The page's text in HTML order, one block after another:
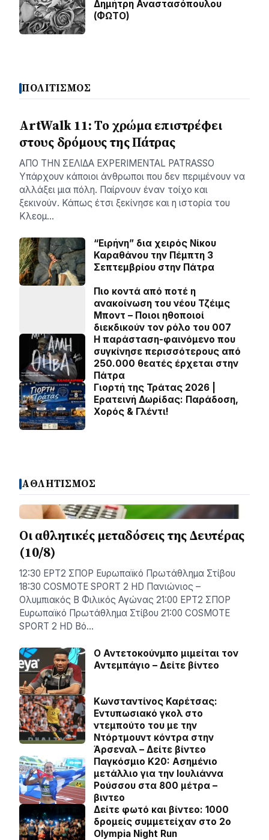
Δημήτρη Αναστασόπουλου
(ΦΩΤΟ)
ΠΟΛΙΤΙΣΜΟΣ
ArtWalk 11: Το χρώμα επιστρέφει
στους δρόμους της Πάτρας
AΠΟ ΤΗΝ ΣΕΛΙΔΑ EXPERIMENTAL PATRASSO
Υπάρχουν κάποιοι άνθρωποι που δεν περιμένουν να
αλλάξει μια πόλη. Παίρνουν έναν τοίχο και
ξεκινούν. Κάπως έτσι ξεκίνησε και η ιστορία του
Κλεομ…
“Ειρήνη” δια χειρός Νίκου
Καραθάνου την Πέμπτη 3
Σεπτεμβρίου στην Πάτρα
Πιο κοντά από ποτέ η
ανακοίνωση του νέου Τζέιμς
Μποντ – Ποιοι ηθοποιοί
διεκδικούν τον ρόλο του 007
Η παράσταση-φαινόμενο που
συγκίνησε περισσότερους από
250.000 θεατές έρχεται στην
Πάτρα
Γιορτή της Τράτας 2026 |
Ερατεινή Δωρίδας: Παράδοση,
Χορός & Γλέντι!
ΑΘΛΗΤΙΣΜΟΣ
Οι αθλητικές μεταδόσεις της Δευτέρας
(10/8)
12:30 ΕΡΤ2 ΣΠΟΡ Ευρωπαϊκό Πρωτάθλημα Στίβου
18:30 COSMOTE SPORT 2 HD Πανιώνιος –
Ολυμπιακός Β Φιλικός Αγώνας 21:00 ΕΡΤ2 ΣΠΟΡ
Ευρωπαϊκό Πρωτάθλημα Στίβου 21:00 COSMOTE
SPORT 2 HD Βό…
Ο Αντετοκούνμπο μιμείται τον
Αντεμπάγιο – Δείτε βίντεο
Κωνσταντίνος Καρέτσας:
Εντυπωσιακό γκολ στο
ντεμπούτο του με την
Ντόρτμουντ κόντρα στην
Άρσεναλ – Δείτε βίντεο
Παγκόσμιο Κ20: Ασημένιο
μετάλλιο για την Ιουλιάννα
Ρούσσου στα 800 μέτρα –
βιντεο
Δείτε φωτό και βίντεο: 1000
δρομείς συμμετείχαν στο 2ο
Olympia Night Run